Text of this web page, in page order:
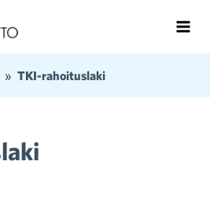
TKI-rahoituslaki